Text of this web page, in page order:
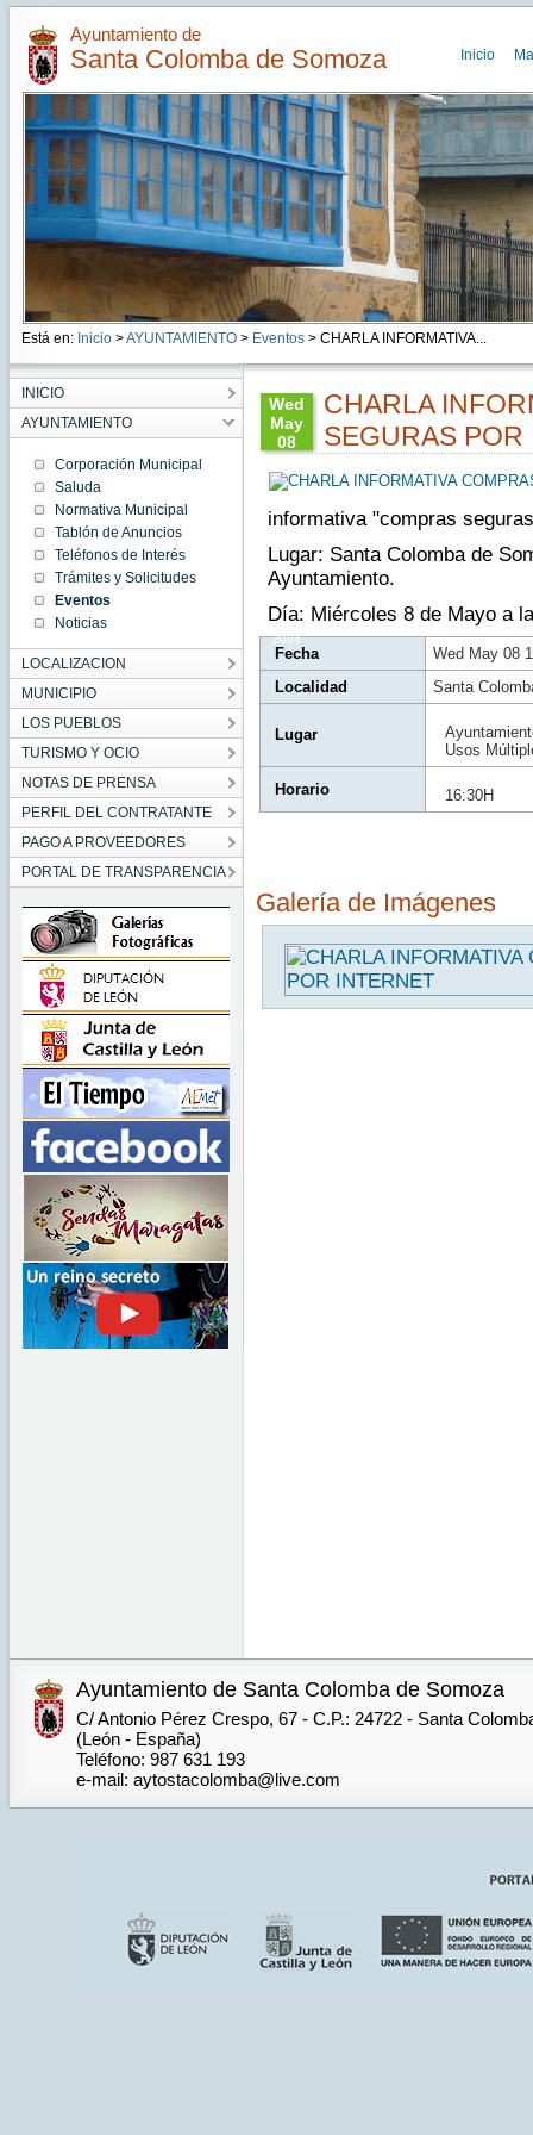
Ayuntamiento de
Santa Colomba de Somoza Inicio
Está en: Inicio >AYUNTAMIENTO> Eventos> CHARLA INFORMATIVA...
INICIO
AYUNTAMIENTO
Corporación Municipal
Saluda
Normativa Municipal
Tablón de Anuncios
Teléfonos de Interés
Trámites y Solicitudes
Eventos
Noticias
LOCALIZACION
MUNICIPIO
LOS PUEBLOS
TURISMO Y OCIO
NOTAS DE PRENSA
PERFIL DEL CONTRATANTE
PAGO A PROVEEDORES
PORTAL DE TRANSPARENCIA
Wed
May
08
CEST
Wed
May 08
16:30:00
CEST
2024
Wed
16:30:00
2024
CHARLA
SEGURAS POR
informativa "compras
Lugar: Santa Colomba de
Ayuntamiento.
Día: Miércoles 8 de Mayo a
Fecha
Wed May 08
Localidad
Santa
Lugar
Usos
Horario 16:30H
Galería de Imágenes
Ayuntamiento de Santa Colomba de Somoza
C/ Antonio Pérez Crespo, 67 - C.P.: 24722 - Santa
(León - España)
Teléfono: 987 631 193
e-mail: aytostacolomba@live.com